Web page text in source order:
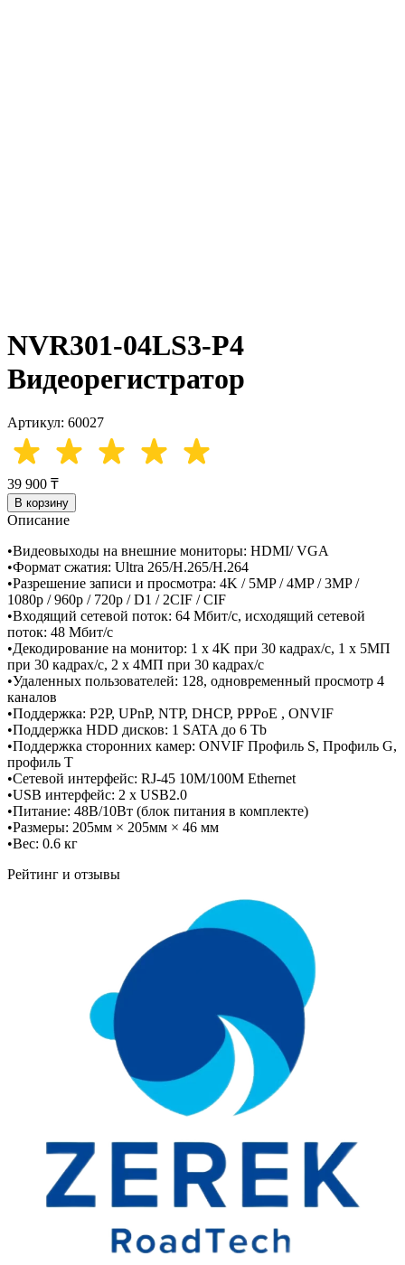
NVR301-04LS3-P4
Видеорегистратор
Артикул: 60027
39 900 ₸
В корзину
Описание
•Видеовыходы на внешние мониторы: HDMI/ VGA
•Формат сжатия: Ultra 265/H.265/H.264
•Разрешение записи и просмотра: 4K / 5MP / 4MP / 3MP /
1080p / 960p / 720p / D1 / 2CIF / CIF
•Входящий сетевой поток: 64 Мбит/с, исходящий сетевой
поток: 48 Мбит/с
•Декодирование на монитор: 1 x 4K при 30 кадрах/с, 1 x 5МП
при 30 кадрах/с, 2 x 4МП при 30 кадрах/с
•Удаленных пользователей: 128, одновременный просмотр 4
каналов
•Поддержка: P2P, UPnP, NTP, DHCP, PPPoE , ONVIF
•Поддержка HDD дисков: 1 SATA до 6 Tb
•Поддержка сторонних камер: ONVIF Профиль S, Профиль G,
профиль T
•Сетевой интерфейс: RJ-45 10M/100M Ethernet
•USB интерфейс: 2 x USB2.0
•Питание: 48В/10Вт (блок питания в комплекте)
•Размеры: 205мм × 205мм × 46 мм
•Вес: 0.6 кг
Рейтинг и отзывы